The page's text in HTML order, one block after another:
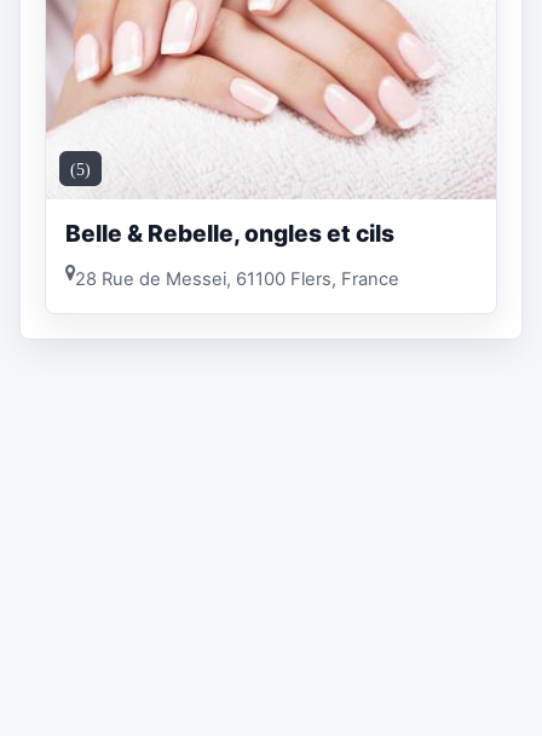
(5)
Belle & Rebelle, ongles et cils
28 Rue de Messei, 61100 Flers, France